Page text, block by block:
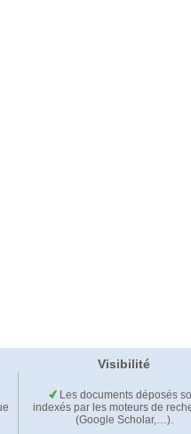
Visibilité
Les documents déposés
indexés par les moteurs de
(Google Scholar,…).